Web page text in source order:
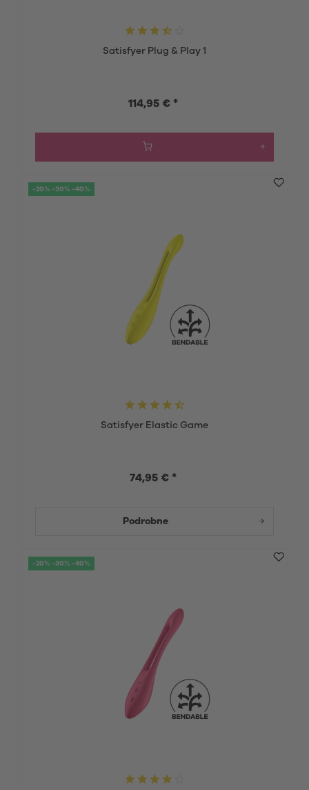
Satisfyer Plug & Play 1
114,95 € *
-20% -30% -40%
Satisfyer Elastic Game
74,95 € *
Podrobne
-20% -30% -40%